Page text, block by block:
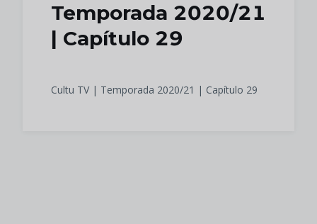
Temporada 2020/21
| Capítulo 29
Cultu TV | Temporada 2020/21 | Capítulo 29